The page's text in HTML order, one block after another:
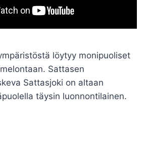
löytyy monipuoliset
Sattasen
Sattasjoki on altaan
täysin luonnontilainen.